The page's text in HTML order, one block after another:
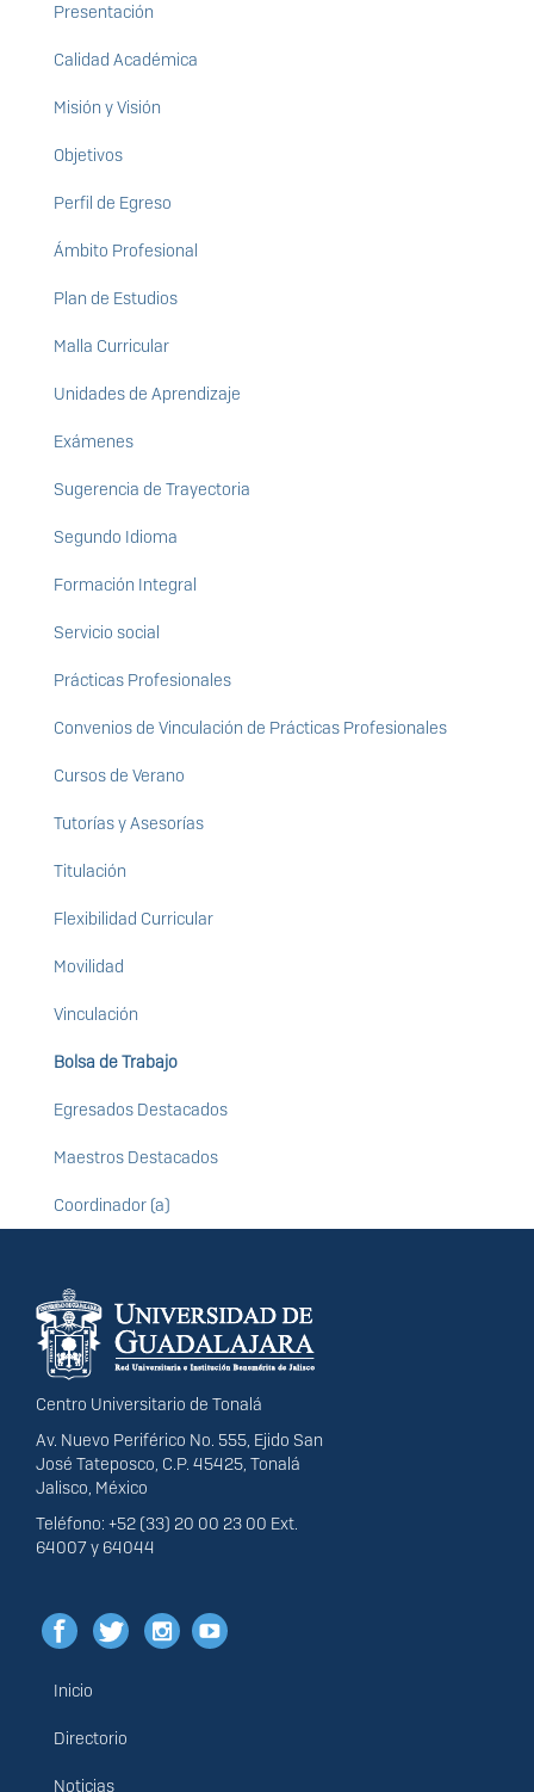
Presentación
Calidad Académica
Misión y Visión
Objetivos
Perfil de Egreso
Ámbito Profesional
Plan de Estudios
Malla Curricular
Unidades de Aprendizaje
Exámenes
Sugerencia de Trayectoria
Segundo Idioma
Formación Integral
Servicio social
Prácticas Profesionales
Convenios de Vinculación de Prácticas Profesionales
Cursos de Verano
Tutorías y Asesorías
Titulación
Flexibilidad Curricular
Movilidad
Vinculación
Bolsa de Trabajo
Egresados Destacados
Maestros Destacados
Coordinador (a)
Información del
portal
Centro Universitario de Tonalá
Av. Nuevo Periférico No. 555, Ejido San
José Tateposco, C.P. 45425, Tonalá
Jalisco, México
Teléfono: +52 (33) 20 00 23 00 Ext.
64007 y 64044
Menú
principal
Inicio
Directorio
Noticias